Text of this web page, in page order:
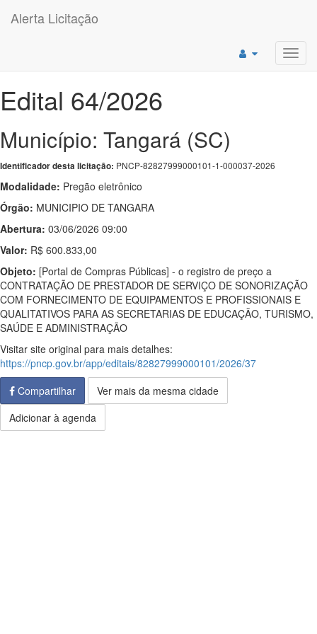
Alerta Licitação
Edital 64/2026
Município: Tangará (SC)
Identificador desta licitação: PNCP-82827999000101-1-000037-2026
Modalidade: Pregão eletrônico
Órgão: MUNICIPIO DE TANGARA
Abertura: 03/06/2026 09:00
Valor: R$ 600.833,00
Objeto: [Portal de Compras Públicas] - o registro de preço a
CONTRATAÇÃO DE PRESTADOR DE SERVIÇO DE SONORIZAÇÃO
COM FORNECIMENTO DE EQUIPAMENTOS E PROFISSIONAIS E
QUALITATIVOS PARA AS SECRETARIAS DE EDUCAÇÃO, TURISMO,
SAÚDE E ADMINISTRAÇÃO
Visitar site original para mais detalhes:
https://pncp.gov.br/app/editais/82827999000101/2026/37
Compartilhar
Ver mais da mesma cidade
Adicionar à agenda